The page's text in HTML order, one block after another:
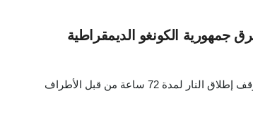
قال البيت الأبيض إنه تم الاتفاق على وقف إطلاق النار لمدة 72 ساعة من قبل الأطراف